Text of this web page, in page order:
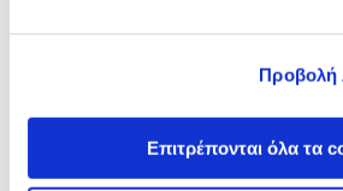
Προβολή
Επιτρέπονται όλα τα
προσέγγιση είναι έτοιμοι να
άγνωστο, με σκοπό να
Περισσότερα